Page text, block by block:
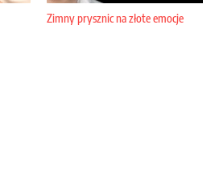
Zimny prysznic na złote emocje